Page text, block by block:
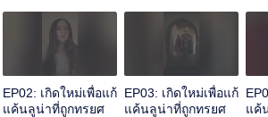
EP02: เกิดใหม่เพื่อแก้
แค้นลูน่าที่ถูกทรยศ
EP03: เกิดใหม่เพื่อแก้
แค้นลูน่าที่ถูกทรยศ
แค้